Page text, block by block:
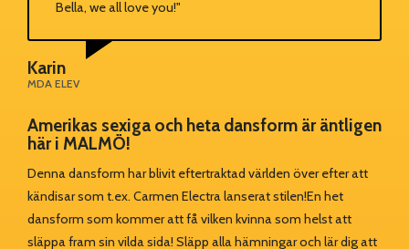
Bella, we all love you!"
Karin
MDA ELEV
Amerikas sexiga och heta dansform är äntligen
här i MALMÖ!
Denna dansform har blivit eftertraktad världen över efter att
kändisar som t.ex. Carmen Electra lanserat stilen!En het
dansform som kommer att få vilken kvinna som helst att
släppa fram sin vilda sida! Släpp alla hämningar och lär dig att